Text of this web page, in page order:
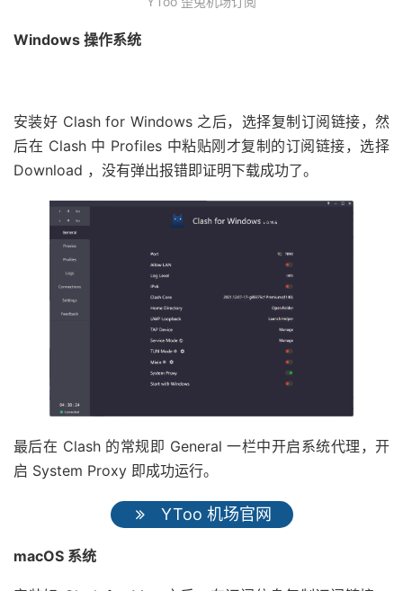
Windows 操作系统
安装好 Clash for Windows 之后，选择复制订阅链接，然
后在 Clash 中 Profiles 中粘贴刚才复制的订阅链接，选择
Download ，没有弹出报错即证明下载成功了。
最后在 Clash 的常规即 General 一栏中开启系统代理，开
启 System Proxy 即成功运行。
YToo 机场官网
macOS 系统